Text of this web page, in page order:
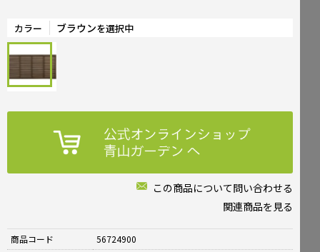
カラー ブラウンを選択中
この商品について問い合わせる
関連商品を見る
商品コード
56724900